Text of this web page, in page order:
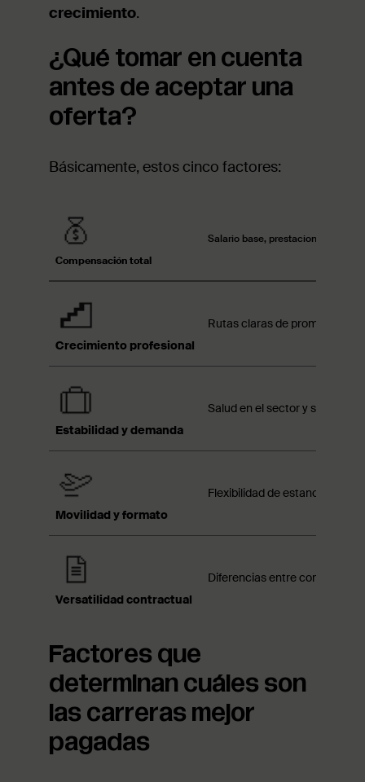
crecimiento.
¿Qué tomar en cuenta
antes de aceptar una
oferta?
Básicamente, estos cinco factores:
Compensación total
Salario base, prestaciones de ley,
Crecimiento profesional
Rutas claras de promoción,
Estabilidad y demanda
Salud en el sector y
Movilidad y formato
Flexibilidad de estancia,
Versatilidad contractual
Diferencias entre
Factores que
determinan cuáles son
las carreras mejor
pagadas